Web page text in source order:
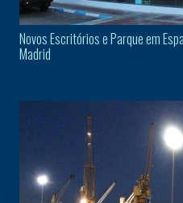
Novos Escritórios e Parque em
Madrid